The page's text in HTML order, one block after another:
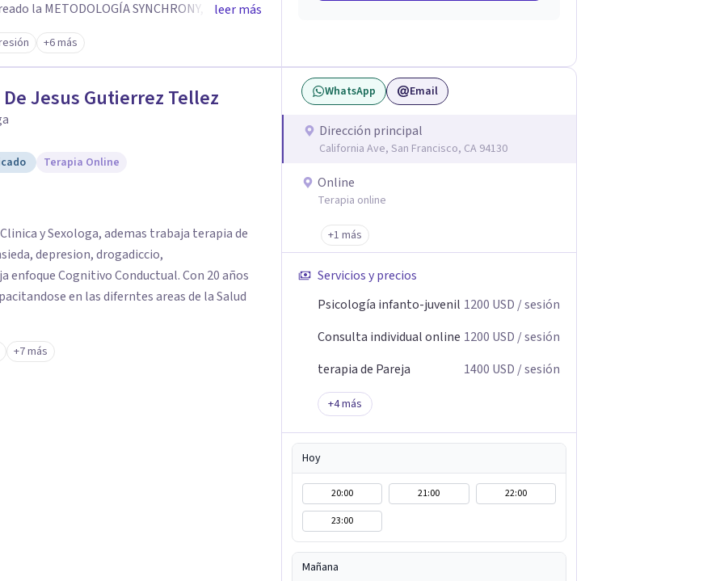
personas que han ELEGIDO AVANZAR en
A nivel PERSONAL -
y lo que sientes. Determinamos el
estrés, miedo, culpa, problemas de pareja,
o caos en tu vida se podrá mejorar
leer más
+6 más
De Jesus Gutierrez Tellez
Terapia Online
y Sexologa, ademas trabaja terapia de
depresion, drogadiccio,
enfoque Cognitivo Conductual. Con 20 años
en las diferntes areas de la Salud
+7 más
WhatsApp Email
Dirección principal
California Ave, San Francisco, CA 94130
Online
Terapia online
+1 más
Servicios y precios
Psicología infanto-juvenil 1200 USD / sesión
Consulta individual online 1200 USD / sesión
terapia de Pareja
1400 USD / sesión
+4más
Hoy
20:00 21:00
22:00
23:00
Mañana